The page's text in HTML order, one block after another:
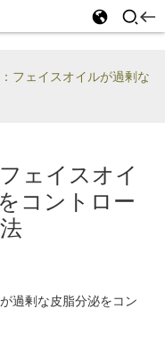
フェイスオイルが過剰な
ェイスオイ
コントロー